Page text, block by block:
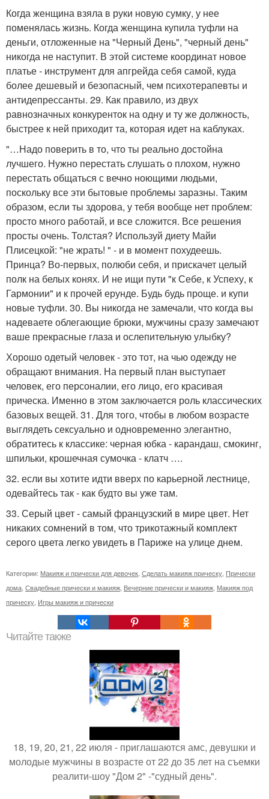
Когда женщина взяла в руки новую сумку, у нее
поменялась жизнь. Когда женщина купила туфли на
деньги, отложенные на "Черный День", "черный день"
никогда не наступит. В этой системе координат новое
платье - инструмент для апгрейда себя самой, куда
более дешевый и безопасный, чем психотерапевты и
антидепрессанты. 29. Как правило, из двух
равнозначных конкуренток на одну и ту же должность,
быстрее к ней приходит та, которая идет на каблуках.
"…Надо поверить в то, что ты реально достойна
лучшего. Нужно перестать слушать о плохом, нужно
перестать общаться с вечно ноющими людьми,
поскольку все эти бытовые проблемы заразны. Таким
образом, если ты здорова, у тебя вообще нет проблем:
просто много работай, и все сложится. Все решения
просты очень. Толстая? Используй диету Майи
Плисецкой: "не жрать! " - и в момент похудеешь.
Принца? Во-первых, полюби себя, и прискачет целый
полк на белых конях. И не ищи пути "к Себе, к Успеху, к
Гармонии" и к прочей ерунде. Будь будь проще. и купи
новые туфли. 30. Вы никогда не замечали, что когда вы
надеваете облегающие брюки, мужчины сразу замечают
ваше прекрасные глаза и ослепительную улыбку?
Хорошо одетый человек - это тот, на чью одежду не
обращают внимания. На первый план выступает
человек, его персоналии, его лицо, его красивая
прическа. Именно в этом заключается роль классических
базовых вещей. 31. Для того, чтобы в любом возрасте
выглядеть сексуально и одновременно элегантно,
обратитесь к классике: черная юбка - карандаш, смокинг,
шпильки, крошечная сумочка - клатч ….
32. если вы хотите идти вверх по карьерной лестнице,
одевайтесь так - как будто вы уже там.
33. Серый цвет - самый французский в мире цвет. Нет
никаких сомнений в том, что трикотажный комплект
серого цвета легко увидеть в Париже на улице днем.
Категории: Макияж и прически для девочек Сделать макияж прическу Прически
дома Свадебные прически и макияж Вечерние прически и макияж Макияж под
прическу Игры макияж и прически
Читайте также
18, 19, 20, 21, 22 июля - приглашаются амс, девушки и
молодые мужчины в возрасте от 22 до 35 лет на съемки
реалити-шоу "Дом 2" -"судный день".